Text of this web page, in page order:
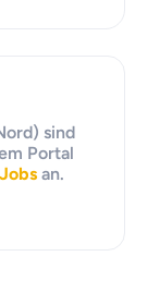
sind
Portal
an.